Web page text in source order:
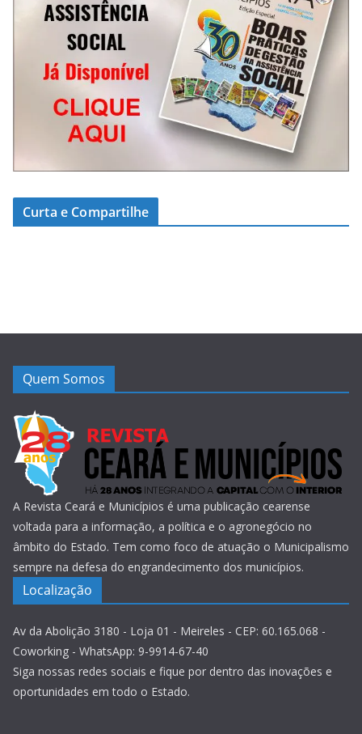
Curta e Compartilhe
Quem Somos
A Revista Ceará e Municípios é uma publicação cearense
voltada para a informação, a política e o agronegócio no
âmbito do Estado. Tem como foco de atuação o Municipalismo
sempre na defesa do engrandecimento dos municípios.
Localização
Av da Abolição 3180 - Loja 01 - Meireles - CEP: 60.165.068 -
Coworking - WhatsApp: 9-9914-67-40
Siga nossas redes sociais e fique por dentro das inovações e
oportunidades em todo o Estado.